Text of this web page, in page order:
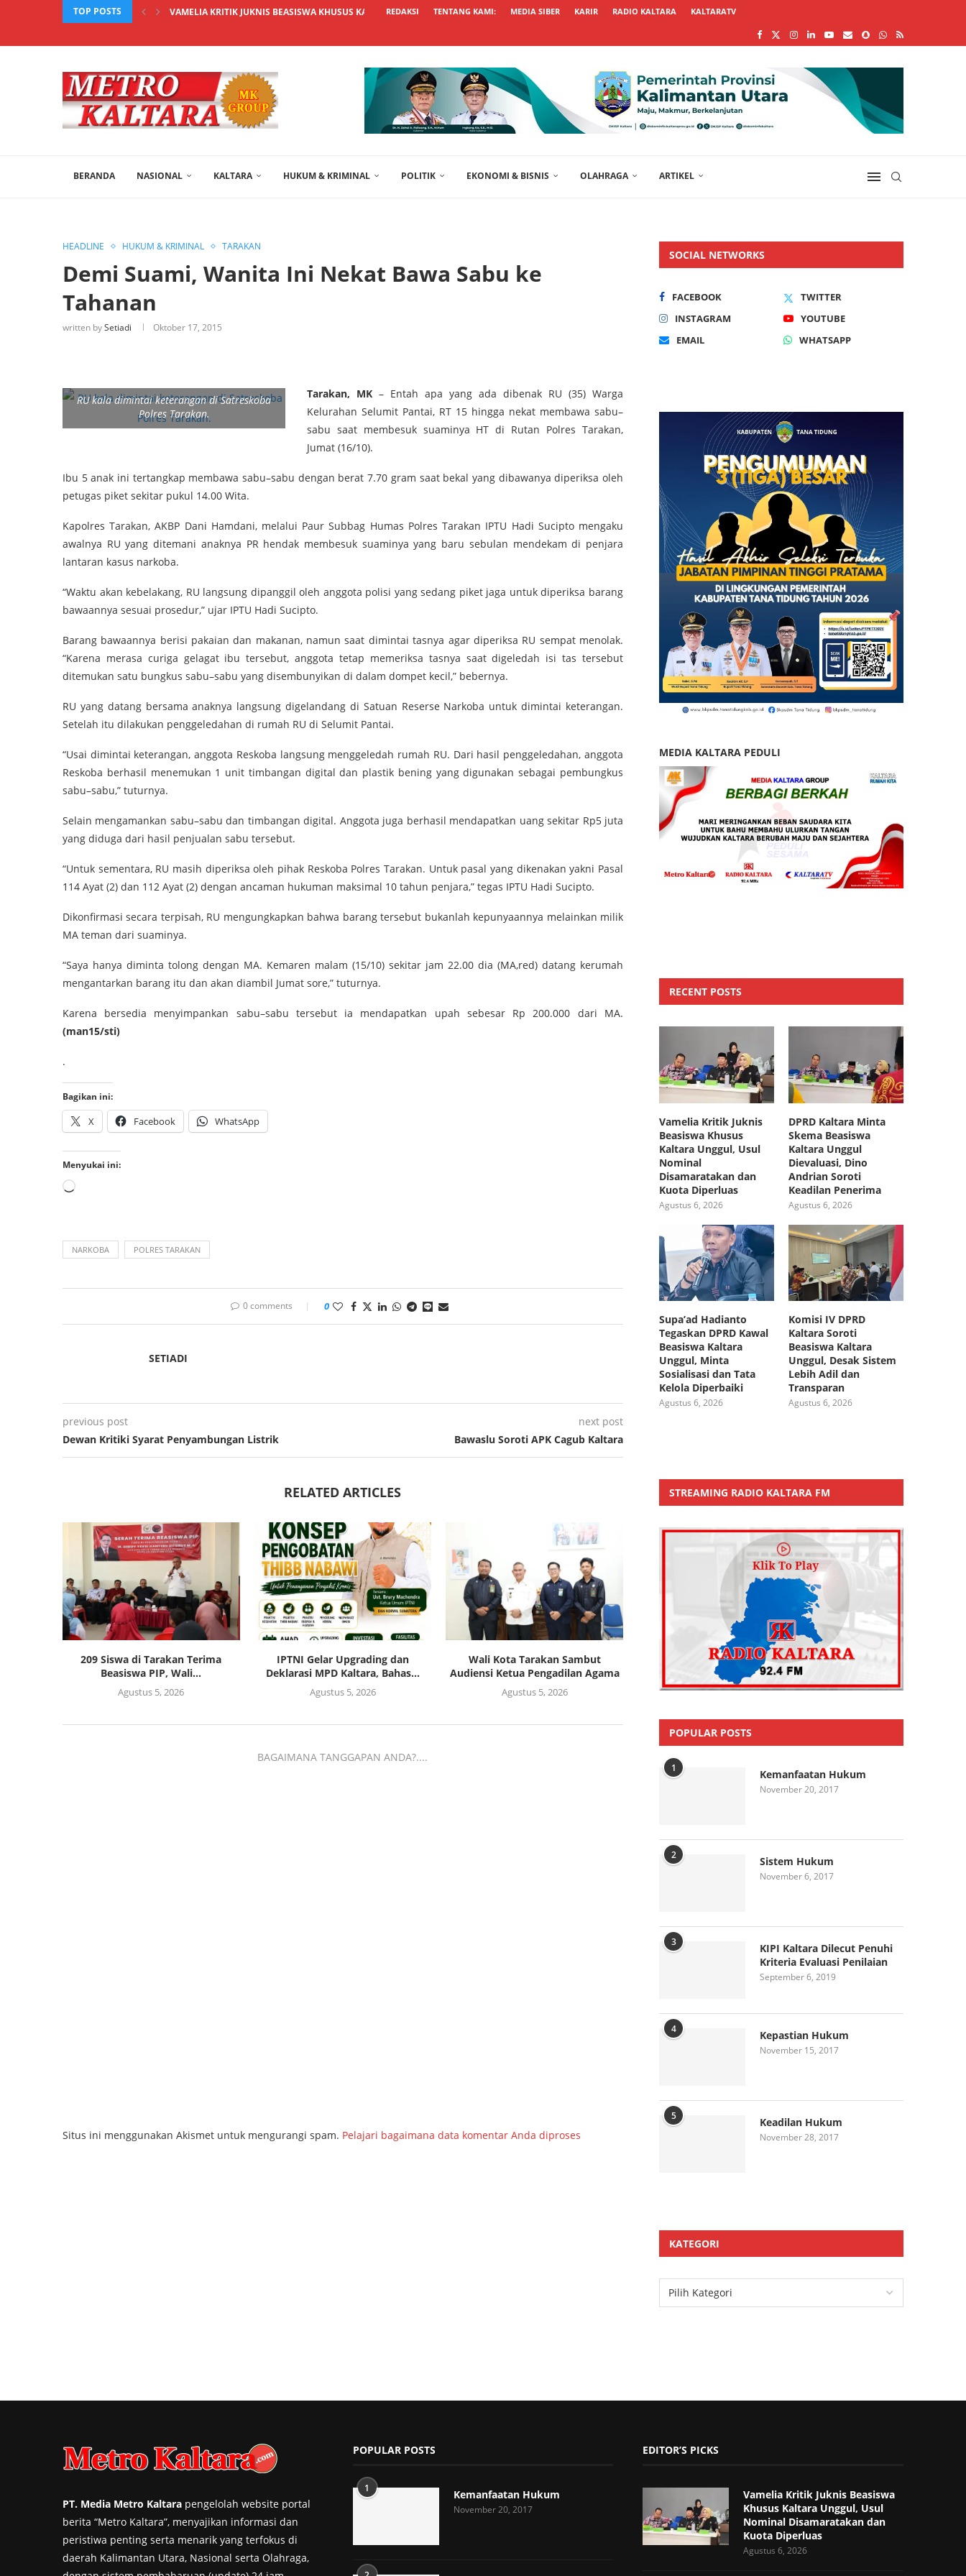
TOP POSTS VAMELIA KRITIK JUKNIS BEASISWA KHUSUS KALTARA UNGGUL, USUL...
REDAKSI TENTANG KAMI: MEDIA SIBER KARIR RADIO KALTARA KALTARATV
BERANDA NASIONAL KALTARA HUKUM & KRIMINAL POLITIK EKONOMI & BISNIS OLAHRAGA ARTIKEL
HEADLINE HUKUM & KRIMINAL TARAKAN
Demi Suami, Wanita Ini Nekat Bawa Sabu ke
Tahanan
written bySetiadi Oktober 17, 2015
RU kala dimintai keterangan di Satreskoba
Polres Tarakan.
Tarakan, MK – Entah apa yang ada dibenak RU (35) Warga
Kelurahan Selumit Pantai, RT 15 hingga nekat membawa sabu–
sabu saat membesuk suaminya HT di Rutan Polres Tarakan,
Jumat (16/10).
Ibu 5 anak ini tertangkap membawa sabu–sabu dengan berat 7.70 gram saat bekal yang dibawanya diperiksa oleh
petugas piket sekitar pukul 14.00 Wita.
Kapolres Tarakan, AKBP Dani Hamdani, melalui Paur Subbag Humas Polres Tarakan IPTU Hadi Sucipto mengaku
awalnya RU yang ditemani anaknya PR hendak membesuk suaminya yang baru sebulan mendekam di penjara
lantaran kasus narkoba.
“Waktu akan kebelakang, RU langsung dipanggil oleh anggota polisi yang sedang piket jaga untuk diperiksa barang
bawaannya sesuai prosedur,” ujar IPTU Hadi Sucipto.
Barang bawaannya berisi pakaian dan makanan, namun saat dimintai tasnya agar diperiksa RU sempat menolak.
“Karena merasa curiga gelagat ibu tersebut, anggota tetap memeriksa tasnya saat digeledah isi tas tersebut
ditemukan satu bungkus sabu–sabu yang disembunyikan di dalam dompet kecil,” bebernya.
RU yang datang bersama anaknya langsung digelandang di Satuan Reserse Narkoba untuk dimintai keterangan.
Setelah itu dilakukan penggeledahan di rumah RU di Selumit Pantai.
“Usai dimintai keterangan, anggota Reskoba langsung menggeledah rumah RU. Dari hasil penggeledahan, anggota
Reskoba berhasil menemukan 1 unit timbangan digital dan plastik bening yang digunakan sebagai pembungkus
sabu–sabu,” tuturnya.
Selain mengamankan sabu–sabu dan timbangan digital. Anggota juga berhasil mendapatkan uang sekitar Rp5 juta
yang diduga dari hasil penjualan sabu tersebut.
“Untuk sementara, RU masih diperiksa oleh pihak Reskoba Polres Tarakan. Untuk pasal yang dikenakan yakni Pasal
114 Ayat (2) dan 112 Ayat (2) dengan ancaman hukuman maksimal 10 tahun penjara,” tegas IPTU Hadi Sucipto.
Dikonfirmasi secara terpisah, RU mengungkapkan bahwa barang tersebut bukanlah kepunyaannya melainkan milik
MA teman dari suaminya.
“Saya hanya diminta tolong dengan MA. Kemaren malam (15/10) sekitar jam 22.00 dia (MA,red) datang kerumah
mengantarkan barang itu dan akan diambil Jumat sore,” tuturnya.
Karena bersedia menyimpankan sabu–sabu tersebut ia mendapatkan upah sebesar Rp 200.000 dari MA.
(man15/sti)
.
Bagikan ini:
X Facebook WhatsApp
Menyukai ini:
NARKOBA POLRES TARAKAN
0 comments 0
SETIADI
previous post
Dewan Kritiki Syarat Penyambungan Listrik
next post
Bawaslu Soroti APK Cagub Kaltara
RELATED ARTICLES
209 Siswa di Tarakan Terima
Beasiswa PIP, Wali...
Agustus 5, 2026
IPTNI Gelar Upgrading dan
Deklarasi MPD Kaltara, Bahas...
Agustus 5, 2026
Wali Kota Tarakan Sambut
Audiensi Ketua Pengadilan Agama
Agustus 5, 2026
BAGAIMANA TANGGAPAN ANDA?....
Situs ini menggunakan Akismet untuk mengurangi spam. Pelajari bagaimana data komentar Anda diproses
SOCIAL NETWORKS
FACEBOOK
TWITTER
INSTAGRAM
YOUTUBE
EMAIL
WHATSAPP
MEDIA KALTARA PEDULI
RECENT POSTS
Vamelia Kritik Juknis
Beasiswa Khusus
Kaltara Unggul, Usul
Nominal
Disamaratakan dan
Kuota Diperluas
Agustus 6, 2026
DPRD Kaltara Minta
Skema Beasiswa
Kaltara Unggul
Dievaluasi, Dino
Andrian Soroti
Keadilan Penerima
Agustus 6, 2026
Supa’ad Hadianto
Tegaskan DPRD Kawal
Beasiswa Kaltara
Unggul, Minta
Sosialisasi dan Tata
Kelola Diperbaiki
Agustus 6, 2026
Komisi IV DPRD
Kaltara Soroti
Beasiswa Kaltara
Unggul, Desak Sistem
Lebih Adil dan
Transparan
Agustus 6, 2026
STREAMING RADIO KALTARA FM
POPULAR POSTS
1 Kemanfaatan Hukum
November 20, 2017
2 Sistem Hukum
November 6, 2017
3
KIPI Kaltara Dilecut Penuhi
Kriteria Evaluasi Penilaian
September 6, 2019
4 Kepastian Hukum
November 15, 2017
5 Keadilan Hukum
November 28, 2017
KATEGORI
PT. Media Metro Kaltara pengelolah website portal
berita “Metro Kaltara”, menyajikan informasi dan
peristiwa penting serta menarik yang terfokus di
daerah Kalimantan Utara, Nasional serta Olahraga,
POPULAR POSTS
1 Kemanfaatan Hukum
November 20, 2017
EDITOR’S PICKS
Vamelia Kritik Juknis Beasiswa
Khusus Kaltara Unggul, Usul
Nominal Disamaratakan dan
Kuota Diperluas
Agustus 6, 2026